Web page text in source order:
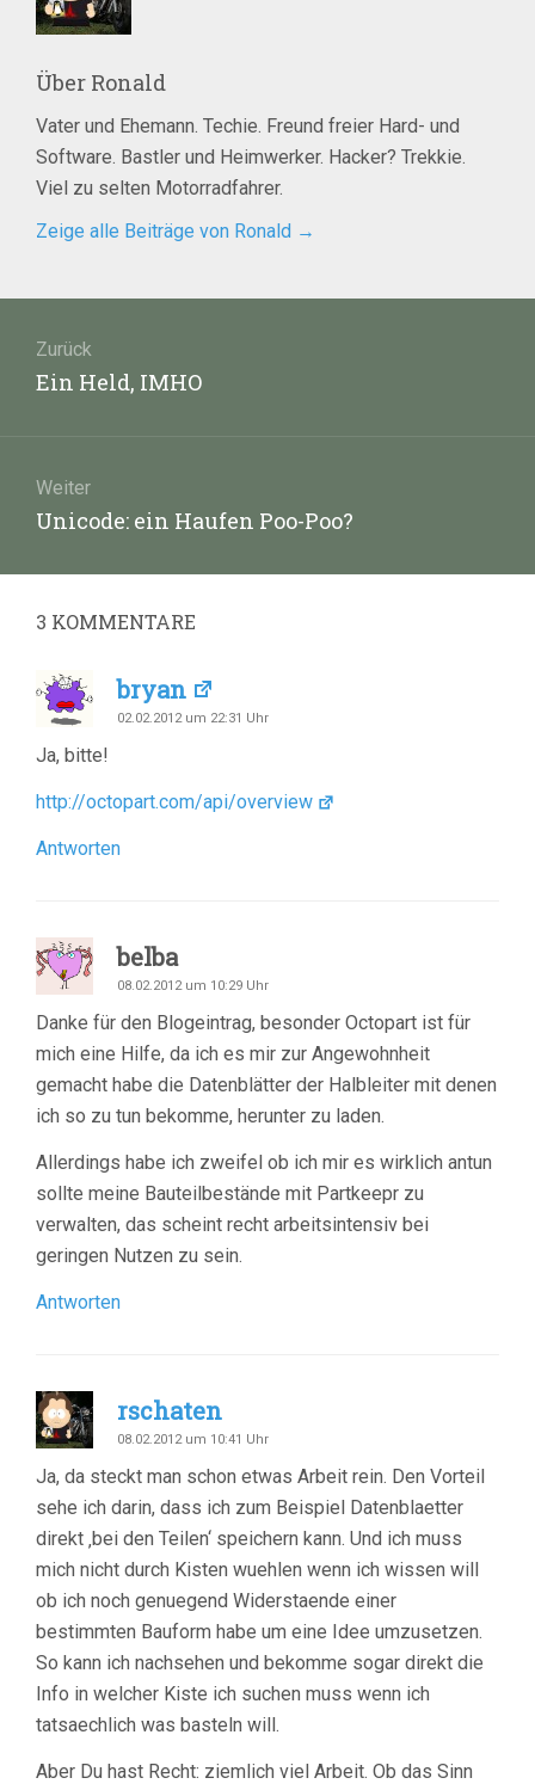
Über Ronald
Vater und Ehemann. Techie. Freund freier Hard- und
Software. Bastler und Heimwerker. Hacker? Trekkie.
Viel zu selten Motorradfahrer.
Zeige alle Beiträge von Ronald →
Zurück
Vorheriger
Ein Held, IMHO
Weiter
Nächster
Unicode: ein Haufen Poo-Poo?
3 KOMMENTARE
bryan
02.02.2012 um 22:31 Uhr
Ja, bitte!
http://octopart.com/api/overview
Antworten
belba
08.02.2012 um 10:29 Uhr
Danke für den Blogeintrag, besonder Octopart ist für
mich eine Hilfe, da ich es mir zur Angewohnheit
gemacht habe die Datenblätter der Halbleiter mit denen
ich so zu tun bekomme, herunter zu laden.
Allerdings habe ich zweifel ob ich mir es wirklich antun
sollte meine Bauteilbestände mit Partkeepr zu
verwalten, das scheint recht arbeitsintensiv bei
geringen Nutzen zu sein.
Antworten
rschaten
08.02.2012 um 10:41 Uhr
Ja, da steckt man schon etwas Arbeit rein. Den Vorteil
sehe ich darin, dass ich zum Beispiel Datenblaetter
direkt ‚bei den Teilen‘ speichern kann. Und ich muss
mich nicht durch Kisten wuehlen wenn ich wissen will
ob ich noch genuegend Widerstaende einer
bestimmten Bauform habe um eine Idee umzusetzen.
So kann ich nachsehen und bekomme sogar direkt die
Info in welcher Kiste ich suchen muss wenn ich
tatsaechlich was basteln will.
Aber Du hast Recht: ziemlich viel Arbeit. Ob das Sinn